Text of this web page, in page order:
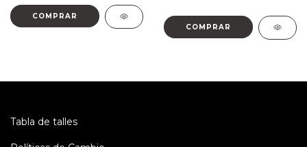
COMPRAR
COMPRAR
Tabla de talles